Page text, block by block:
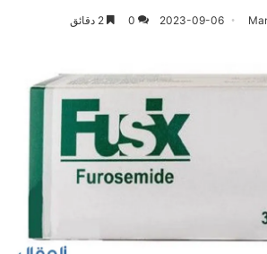
2023-09-06
0